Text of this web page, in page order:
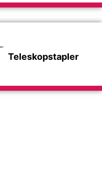
Teleskopstapler